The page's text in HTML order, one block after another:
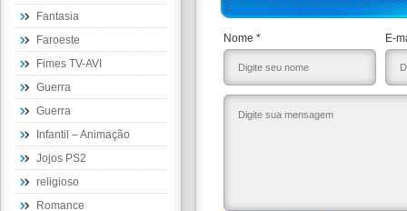
Fantasia
Faroeste
Fimes TV-AVI
Guerra
Guerra
Infantil – Animação
Jojos PS2
religioso
Romance
Nome * E-